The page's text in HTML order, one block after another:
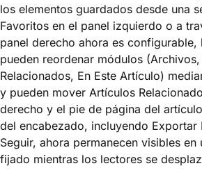
los elementos guardados desde una
Favoritos en el panel izquierdo o a
panel derecho ahora es configurable,
pueden reordenar módulos
Relacionados, En Este Artículo)
y pueden mover Artículos
derecho y el pie de página del
del encabezado, incluyendo Exportar
Seguir, ahora permanecen visibles en
fijado mientras los lectores se